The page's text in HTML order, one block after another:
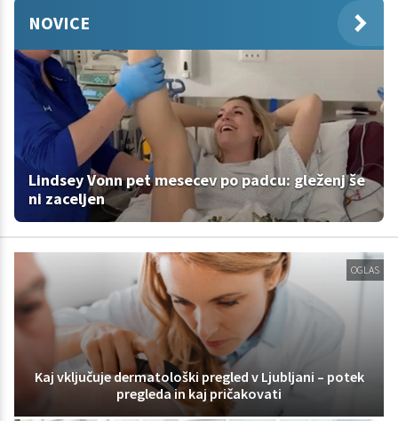
NOVICE
Lindsey Vonn pet mesecev po padcu: gleženj še
ni zaceljen
OGLAS
Kaj vključuje dermatološki pregled v Ljubljani – potek
pregleda in kaj pričakovati